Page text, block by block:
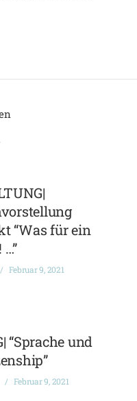
“Was für ein
Februar 9, 2021
“Sprache und
Februar 9, 2021